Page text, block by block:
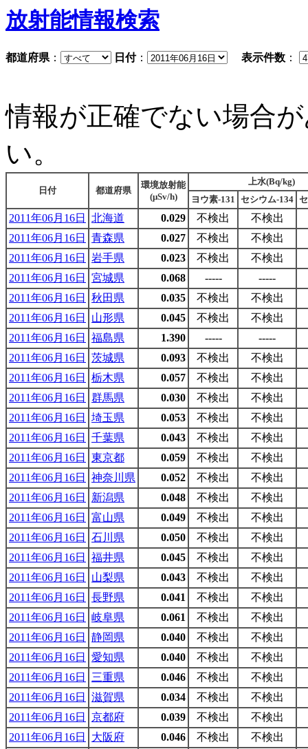
放射能情報検索
都道府県： 日付： 表示件数 ：
情報が正確でない場合
い。
日付 都道府県
環境放射能
(μSv/h)
上水(Bq/kg)
ヨウ素-131 セシウム-134
2011年06月16日 北海道 0.029 不検出
不検出
2011年06月16日
青森県 0.027 不検出
不検出
2011年06月16日
岩手県 0.023 不検出
不検出
2011年06月16日
宮城県 0.068 -----
-----
2011年06月16日
秋田県 0.035 不検出
不検出
2011年06月16日
山形県 0.045 不検出
不検出
2011年06月16日
福島県 1.390 -----
-----
2011年06月16日
茨城県 0.093 不検出
不検出
2011年06月16日
栃木県 0.057 不検出
不検出
2011年06月16日
群馬県 0.030 不検出
不検出
2011年06月16日
埼玉県 0.053 不検出
不検出
2011年06月16日
千葉県 0.043 不検出
不検出
2011年06月16日
東京都 0.059 不検出
不検出
2011年06月16日
神奈川県 0.052 不検出
不検出
2011年06月16日
新潟県 0.048 不検出
不検出
2011年06月16日
富山県 0.049 不検出
不検出
2011年06月16日
石川県 0.050 不検出
不検出
2011年06月16日
福井県 0.045 不検出
不検出
2011年06月16日
山梨県 0.043 不検出
不検出
2011年06月16日
長野県 0.041 不検出
不検出
2011年06月16日
岐阜県 0.061 不検出
不検出
2011年06月16日
静岡県 0.040 不検出
不検出
2011年06月16日
愛知県 0.040 不検出
不検出
2011年06月16日
三重県 0.046 不検出
不検出
2011年06月16日
滋賀県 0.034 不検出
不検出
2011年06月16日
京都府 0.039 不検出
不検出
2011年06月16日
大阪府 0.046 不検出
不検出